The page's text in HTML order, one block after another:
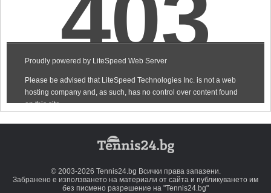
© 2003-2026 Tennis24.bg Всички права запазени.
Забранено е използването на материали от сайта и публикуването им
без писмено разрешение на "Tennis24.bg"